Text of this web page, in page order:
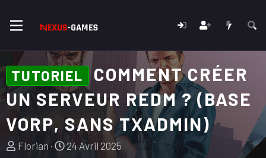
TUTORIEL
COMMENT CRÉER
UN SERVEUR REDM ? (BASE
VORP, SANS TXADMIN)
A
Florian
D
24 Avril 2025